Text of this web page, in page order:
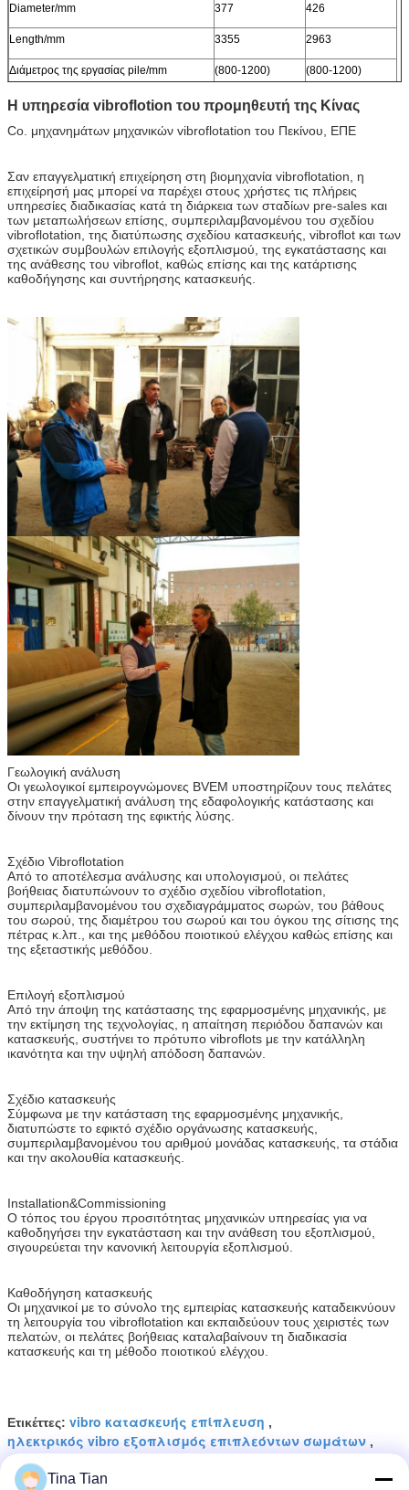
Diameter/mm 377 426
Length/mm 3355 2963
Διάμετρος της εργασίας pile/mm (800-1200) (800-1200)
Η υπηρεσία vibroflotion του προμηθευτή της Κίνας
Co. μηχανημάτων μηχανικών vibroflotation του Πεκίνου, ΕΠΕ
Σαν επαγγελματική επιχείρηση στη βιομηχανία vibroflotation, η
επιχείρησή μας μπορεί να παρέχει στους χρήστες τις πλήρεις
υπηρεσίες διαδικασίας κατά τη διάρκεια των σταδίων pre-sales και
των μεταπωλήσεων επίσης, συμπεριλαμβανομένου του σχεδίου
vibroflotation, της διατύπωσης σχεδίου κατασκευής, vibroflot και των
σχετικών συμβουλών επιλογής εξοπλισμού, της εγκατάστασης και
της ανάθεσης του vibroflot, καθώς επίσης και της κατάρτισης
καθοδήγησης και συντήρησης κατασκευής.
Γεωλογική ανάλυση
Οι γεωλογικοί εμπειρογνώμονες BVEM υποστηρίζουν τους πελάτες
στην επαγγελματική ανάλυση της εδαφολογικής κατάστασης και
δίνουν την πρόταση της εφικτής λύσης.
Σχέδιο Vibroflotation
Από το αποτέλεσμα ανάλυσης και υπολογισμού, οι πελάτες
βοήθειας διατυπώνουν το σχέδιο σχεδίου vibroflotation,
συμπεριλαμβανομένου του σχεδιαγράμματος σωρών, του βάθους
του σωρού, της διαμέτρου του σωρού και του όγκου της σίτισης της
πέτρας κ.λπ., και της μεθόδου ποιοτικού ελέγχου καθώς επίσης και
της εξεταστικής μεθόδου.
Επιλογή εξοπλισμού
Από την άποψη της κατάστασης της εφαρμοσμένης μηχανικής, με
την εκτίμηση της τεχνολογίας, η απαίτηση περιόδου δαπανών και
κατασκευής, συστήνει το πρότυπο vibroflots με την κατάλληλη
ικανότητα και την υψηλή απόδοση δαπανών.
Σχέδιο κατασκευής
Σύμφωνα με την κατάσταση της εφαρμοσμένης μηχανικής,
διατυπώστε το εφικτό σχέδιο οργάνωσης κατασκευής,
συμπεριλαμβανομένου του αριθμού μονάδας κατασκευής, τα στάδια
και την ακολουθία κατασκευής.
Installation&Commissioning
Ο τόπος του έργου προσιτότητας μηχανικών υπηρεσίας για να
καθοδηγήσει την εγκατάσταση και την ανάθεση του εξοπλισμού,
σιγουρεύεται την κανονική λειτουργία εξοπλισμού.
Καθοδήγηση κατασκευής
Οι μηχανικοί με το σύνολο της εμπειρίας κατασκευής καταδεικνύουν
τη λειτουργία του vibroflotation και εκπαιδεύουν τους χειριστές των
πελατών, οι πελάτες βοήθειας καταλαβαίνουν τη διαδικασία
κατασκευής και τη μέθοδο ποιοτικού ελέγχου.
Ετικέττες: vibro κατασκευής επίπλευση ,
ηλεκτρικός vibro εξοπλισμός επιπλεόντων σωμάτων ,
δόνηση floater
Tina Tian